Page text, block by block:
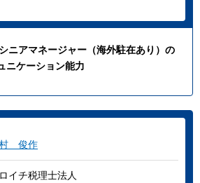
ニアマネージャー（海外駐在あり）の
ニケーション能力
俊作
イチ税理士法人